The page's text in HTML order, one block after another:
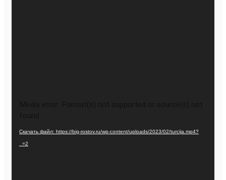
Скачать файл: https://big-rostov.ru/wp-content/uploads/2023/02/turcija.mp4?
_=2